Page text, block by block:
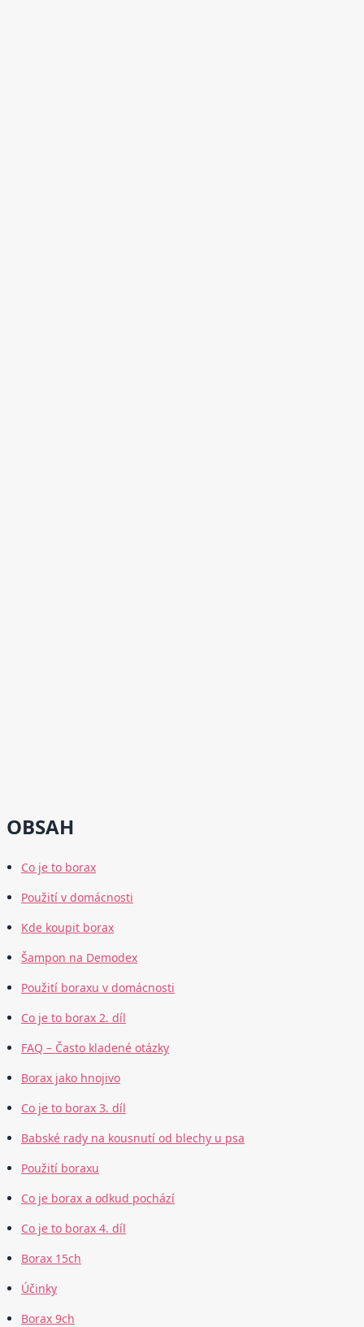
OBSAH
Co je to borax
Použití v domácnosti
Kde koupit borax
Šampon na Demodex
Použití boraxu v domácnosti
Co je to borax 2. díl
FAQ – Často kladené otázky
Borax jako hnojivo
Co je to borax 3. díl
Babské rady na kousnutí od blechy u psa
Použití boraxu
Co je borax a odkud pochází
Co je to borax 4. díl
Borax 15ch
Účinky
Borax 9ch